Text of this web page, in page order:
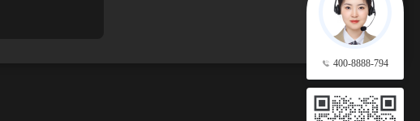
400-8888-794
查看更多 →